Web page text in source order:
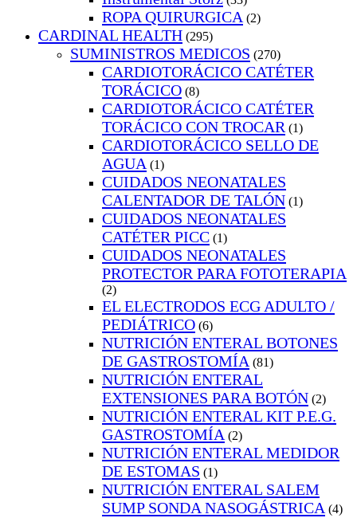
ROPA QUIRURGICA (2)
CARDINAL HEALTH (295)
SUMINISTROS MEDICOS (270)
CARDIOTORÁCICO CATÉTER
TORÁCICO (8)
CARDIOTORÁCICO CATÉTER
TORÁCICO CON TROCAR (1)
CARDIOTORÁCICO SELLO DE
AGUA (1)
CUIDADOS NEONATALES
CALENTADOR DE TALÓN (1)
CUIDADOS NEONATALES
CATÉTER PICC (1)
CUIDADOS NEONATALES
PROTECTOR PARA FOTOTERAPIA
(2)
EL ELECTRODOS ECG ADULTO /
PEDIÁTRICO (6)
NUTRICIÓN ENTERAL BOTONES
DE GASTROSTOMÍA (81)
NUTRICIÓN ENTERAL
EXTENSIONES PARA BOTÓN (2)
NUTRICIÓN ENTERAL KIT P.E.G.
GASTROSTOMÍA (2)
NUTRICIÓN ENTERAL MEDIDOR
DE ESTOMAS (1)
NUTRICIÓN ENTERAL SALEM
SUMP SONDA NASOGÁSTRICA (4)